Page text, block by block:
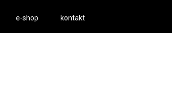
e-shop kontakt